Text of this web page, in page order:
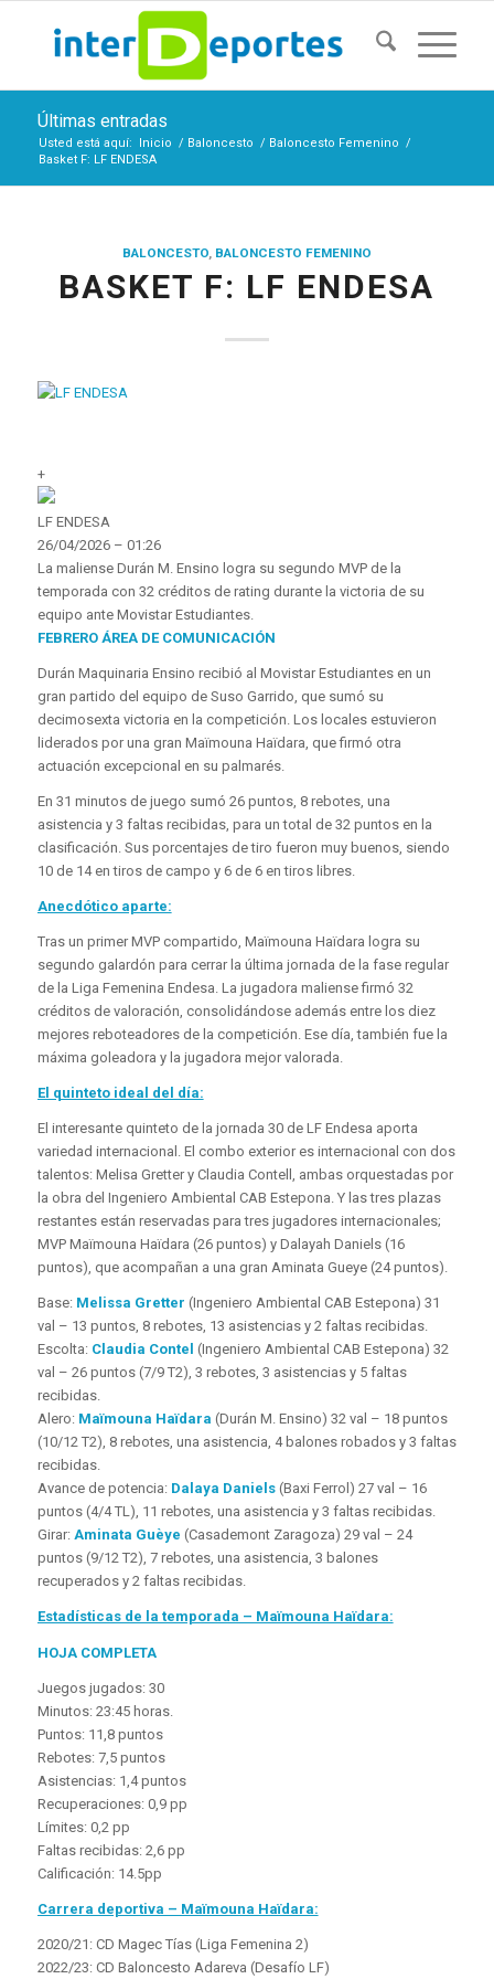
Últimas entradas
Usted está aquí: Inicio / Baloncesto / Baloncesto Femenino /
Basket F: LF ENDESA
BALONCESTO, BALONCESTO FEMENINO
BASKET F: LF ENDESA
+
LF ENDESA
26/04/2026 – 01:26
La maliense Durán M. Ensino logra su segundo MVP de la
temporada con 32 créditos de rating durante la victoria de su
equipo ante Movistar Estudiantes.
FEBRERO ÁREA DE COMUNICACIÓN
Durán Maquinaria Ensino recibió al Movistar Estudiantes en un
gran partido del equipo de Suso Garrido, que sumó su
decimosexta victoria en la competición. Los locales estuvieron
liderados por una gran Maïmouna Haïdara, que firmó otra
actuación excepcional en su palmarés.
En 31 minutos de juego sumó 26 puntos, 8 rebotes, una
asistencia y 3 faltas recibidas, para un total de 32 puntos en la
clasificación. Sus porcentajes de tiro fueron muy buenos, siendo
10 de 14 en tiros de campo y 6 de 6 en tiros libres.
Anecdótico aparte:
Tras un primer MVP compartido, Maïmouna Haïdara logra su
segundo galardón para cerrar la última jornada de la fase regular
de la Liga Femenina Endesa. La jugadora maliense firmó 32
créditos de valoración, consolidándose además entre los diez
mejores reboteadores de la competición. Ese día, también fue la
máxima goleadora y la jugadora mejor valorada.
El quinteto ideal del día:
El interesante quinteto de la jornada 30 de LF Endesa aporta
variedad internacional. El combo exterior es internacional con dos
talentos: Melisa Gretter y Claudia Contell, ambas orquestadas por
la obra del Ingeniero Ambiental CAB Estepona. Y las tres plazas
restantes están reservadas para tres jugadores internacionales;
MVP Maïmouna Haïdara (26 puntos) y Dalayah Daniels (16
puntos), que acompañan a una gran Aminata Gueye (24 puntos).
Base: Melissa Gretter (Ingeniero Ambiental CAB Estepona) 31
val – 13 puntos, 8 rebotes, 13 asistencias y 2 faltas recibidas.
Escolta: Claudia Contel (Ingeniero Ambiental CAB Estepona) 32
val – 26 puntos (7/9 T2), 3 rebotes, 3 asistencias y 5 faltas
recibidas.
Alero: Maïmouna Haïdara (Durán M. Ensino) 32 val – 18 puntos
(10/12 T2), 8 rebotes, una asistencia, 4 balones robados y 3 faltas
recibidas.
Avance de potencia: Dalaya Daniels(Baxi Ferrol) 27 val – 16
puntos (4/4 TL), 11 rebotes, una asistencia y 3 faltas recibidas.
Girar: Aminata Guèye (Casademont Zaragoza) 29 val – 24
puntos (9/12 T2), 7 rebotes, una asistencia, 3 balones
recuperados y 2 faltas recibidas.
Estadísticas de la temporada – Maïmouna Haïdara:
HOJA COMPLETA
Juegos jugados: 30
Minutos: 23:45 horas.
Puntos: 11,8 puntos
Rebotes: 7,5 puntos
Asistencias: 1,4 puntos
Recuperaciones: 0,9 pp
Límites: 0,2 pp
Faltas recibidas: 2,6 pp
Calificación: 14.5pp
Carrera deportiva – Maïmouna Haïdara:
2020/21: CD Magec Tías (Liga Femenina 2)
2022/23: CD Baloncesto Adareva (Desafío LF)